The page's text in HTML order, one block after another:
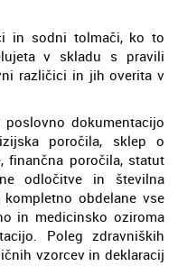
in sodni tolmači, ko to
v skladu s pravili
različici in jih overita v
dokumentacijo
poročila, sklep o
finančna poročila, statut
odločitve in številna
obdelane vse
in medicinsko oziroma
Poleg zdravniških
vzorcev in deklaracij